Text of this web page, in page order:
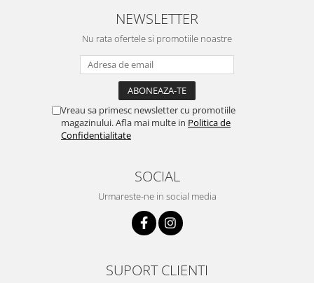
NEWSLETTER
Nu rata ofertele si promotiile noastre
Vreau sa primesc newsletter cu promotiile
magazinului. Afla mai multe in Politica de
Confidentialitate
SOCIAL
Urmareste-ne in social media
SUPORT CLIENTI